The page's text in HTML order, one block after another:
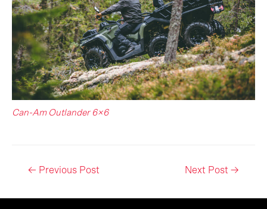
Can-Am Outlander 6×6
Post← Previous Post Next Post→